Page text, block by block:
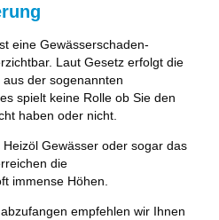
eine Gewässerschaden-
Laut Gesetz erfolgt die
der sogenannten
spielt keine Rolle ob Sie den
haben oder nicht.
Gewässer oder sogar das
die
immense Höhen.
empfehlen wir Ihnen